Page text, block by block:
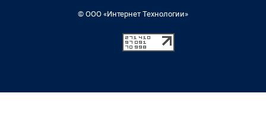
© ООО «Интернет Технологии»